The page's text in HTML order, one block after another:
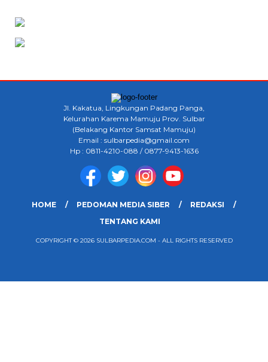
Jl. Kakatua, Lingkungan Padang Panga,
Kelurahan Karema Mamuju Prov. Sulbar
(Belakang Kantor Samsat Mamuju)
Email : sulbarpedia@gmail.com
Hp : 0811-4210-088 / 0877-9413-1636
HOME PEDOMAN MEDIA SIBER
REDAKSI
TENTANG KAMI
COPYRIGHT © 2026 SULBARPEDIA.COM - ALL RIGHTS RESERVED